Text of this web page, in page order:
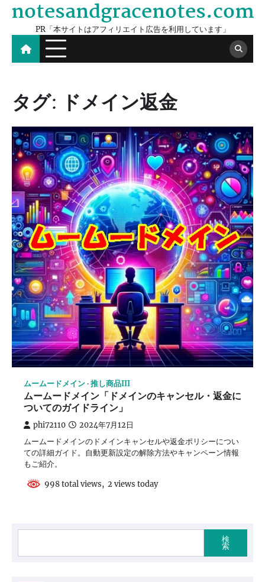
Skip
content
notesandgracenotes.com
PR「本サイトはアフィリエイト広告を利用しています」
タグ: ドメイン返金
ムームードメイン 推し商品III
ムームードメイン「ドメインのキャンセル・返金に
ついてのガイドライン」
phi72110 2024年7月12日
ムームードメインのドメインキャンセルや返金ポリシーについ
ての詳細ガイド。自動更新設定の解除方法やキャンペーン情報
もご紹介。
998 total views, 2 views today
検
索